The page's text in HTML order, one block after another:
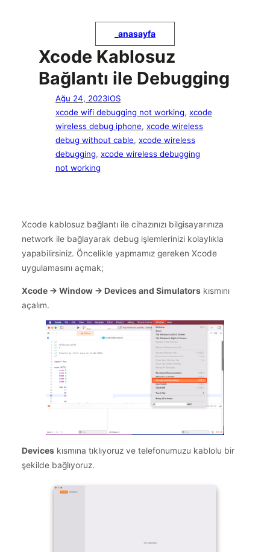
anasayfa
Xcode Kablosuz
Bağlantı ile Debugging
Ağu 24, 2023IOS
xcode wifi debugging not working, xcode
wireless debug iphone, xcode wireless
debug without cable, xcode wireless
debugging, xcode wireless debugging
not working
Xcode kablosuz bağlantı ile cihazınızı bilgisayarınıza
network ile bağlayarak debug işlemlerinizi kolaylıkla
yapabilirsiniz. Öncelikle yapmamız gereken Xcode
uygulamasını açmak;
Xcode -> Window -> Devices and Simulators kısmını
açalım.
Devices kısmına tıklıyoruz ve telefonumuzu kablolu bir
şekilde bağlıyoruz.